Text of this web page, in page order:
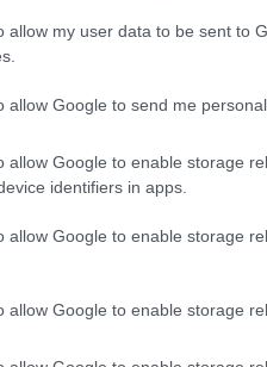
allow my user data to be sent to
allow Google to send me
allow Google to enable storage
identifiers in apps.
allow Google to enable storage
allow Google to enable storage
semmi köze a
kiváltó ok. A
étel
szintén gyakori tünete
aggodalomra ad
jelentős százaléka
legfőbb „okozója” a